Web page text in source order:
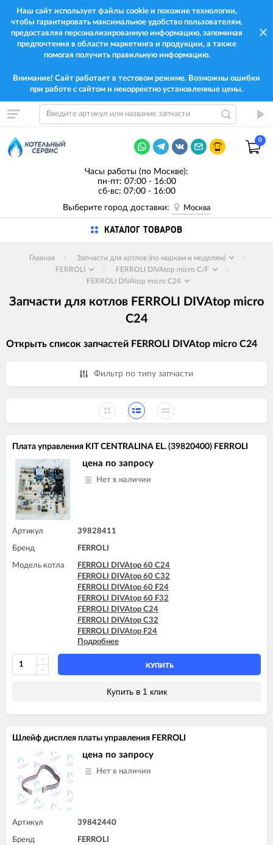
Наш сайт использует файлы cookie и похожие технологии,
чтобы гарантировать максимальное удобство пользователям,
предоставляя персонализированную информацию, запоминая
предпочтения в области маркетинга и продукции, а также
помогая получить правильную информацию.
Внимание! Сайт работает в тестовом режиме. Возможны ошибки
при работе с сайтом и некорректно установленные цены.
0
Часы работы (по Москве):
пн-пт: 07:00 - 16:00
сб-вс: 07:00 - 16:00
Выберите город доставки:
Москва
КАТАЛОГ ТОВАРОВ
Главная
Запчасти для котлов (по маркам и моделям)
FERROLI
FERROLI DIVAtop micro C/F
FERROLI DIVAtop micro C24
Запчасти для котлов FERROLI DIVAtop micro
C24
Открыть список запчастей FERROLI DIVAtop micro C24
Фильтр по типу запчасти
Плата управления KIT CENTRALINA EL. (39820400) FERROLI
цена по запросу
Нет в наличии
Артикул 39828411
Бренд FERROLI
Модель котла
FERROLI DIVAtop 60 C24
FERROLI DIVAtop 60 C32
FERROLI DIVAtop 60 F24
FERROLI DIVAtop 60 F32
FERROLI DIVAtop C24
FERROLI DIVAtop C32
FERROLI DIVAtop F24
FERROLI DIVAtop F32
FERROLI DIVAtop F37
FERROLI DIVAtop HC24
FERROLI DIVAtop HC32
FERROLI DIVAtop HF32
FERROLI DIVAtop micro F32
FERROLI DIVAtop micro F37
FERROLI DIVAtop micro LN C32
FERROLI DIVAtop ST C32
FERROLI DIVAtop ST F32
Подробнее
КУПИТЬ
Купить в 1 клик
Шлейф дисплея платы управления FERROLI
цена по запросу
Нет в наличии
Артикул 39842440
Бренд FERROLI